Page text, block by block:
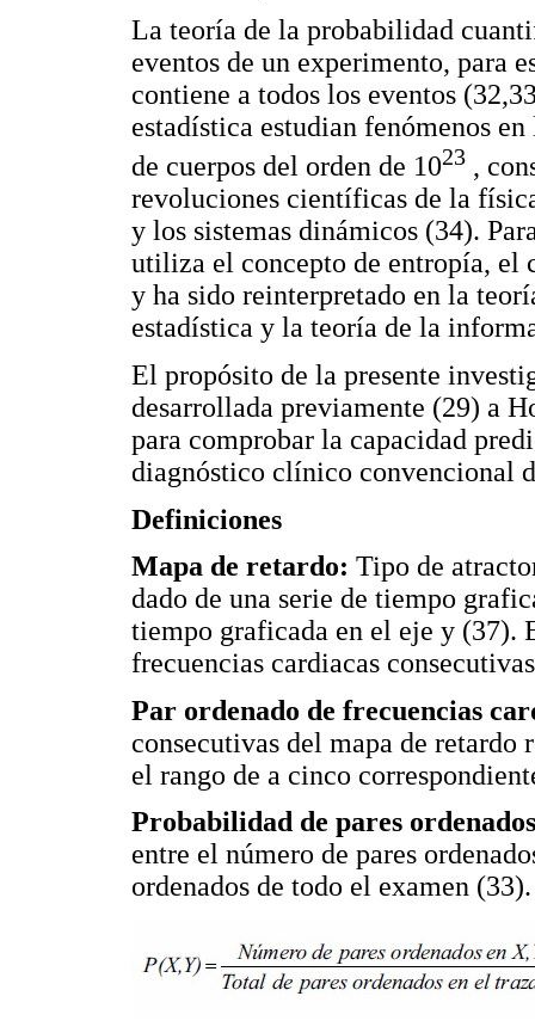
La teoría de la probabilidad
eventos de un experimento, para
contiene a todos los eventos
estadística estudian fenómenos
de cuerpos del orden de 1023 ,
revoluciones científicas de la
y los sistemas dinámicos (34).
utiliza el concepto de entropía, el
y ha sido reinterpretado en la
estadística y la teoría de la
El propósito de la presente
desarrollada previamente (29) a
para comprobar la capacidad
diagnóstico clínico convencional
Definiciones
Mapa de retardo: Tipo de
dado de una serie de tiempo
tiempo graficada en el eje y (37).
frecuencias cardiacas
Par ordenado de frecuencias
consecutivas del mapa de retardo
el rango de a cinco
Probabilidad de pares
entre el número de pares
ordenados de todo el examen (33).